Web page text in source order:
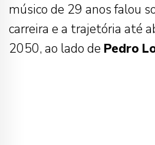
músico de 29 anos falou
carreira e a trajetória até
2050, ao lado de Pedro